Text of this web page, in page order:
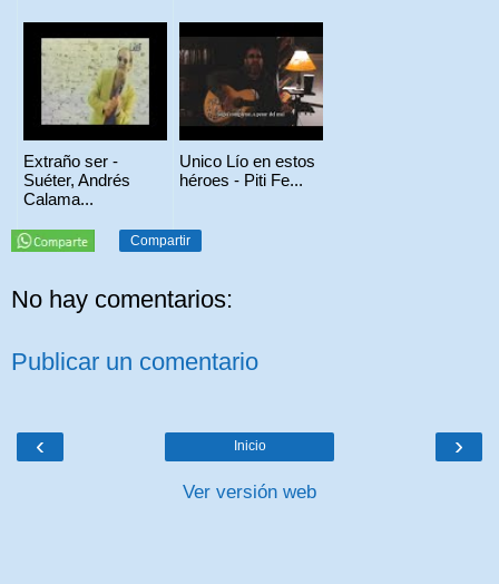
Extraño ser -
Suéter, Andrés
Calama...
Unico Lío en estos
héroes - Piti Fe...
Compartir
No hay comentarios:
Publicar un comentario
‹ ›
Inicio
Ver versión web